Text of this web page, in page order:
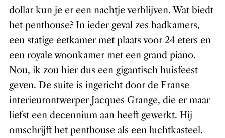
dollar kun je er een nachtje verblijven. Wat biedt
het penthouse? In ieder geval zes badkamers,
een statige eetkamer met plaats voor 24 eters en
een royale woonkamer met een grand piano.
Nou, ik zou hier dus een gigantisch huisfeest
geven. De suite is ingericht door de Franse
interieurontwerper Jacques Grange, die er maar
liefst een decennium aan heeft gewerkt. Hij
omschrijft het penthouse als een luchtkasteel.